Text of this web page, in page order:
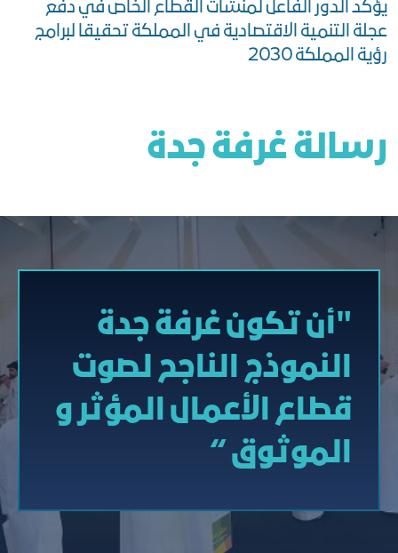
يؤكد الدور الفاعل لمنشآت القطاع الخاص في دفع
عجلة التنمية الاقتصادية في المملكة تحقيقا لبرامج
رؤية المملكة 2030
رسالة غرفة جدة
"أن تكون غرفة جدة
النموذج الناجح لصوت
قطاع الأعمال المؤثر و
الموثوق “